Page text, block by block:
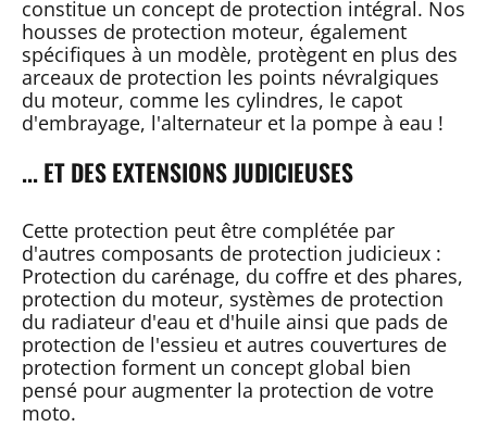
constitue un concept de protection intégral. Nos
housses de protection moteur, également
spécifiques à un modèle, protègent en plus des
arceaux de protection les points névralgiques
du moteur, comme les cylindres, le capot
d'embrayage, l'alternateur et la pompe à eau !
... ET DES EXTENSIONS JUDICIEUSES
Cette protection peut être complétée par
d'autres composants de protection judicieux :
Protection du carénage, du coffre et des phares,
protection du moteur, systèmes de protection
du radiateur d'eau et d'huile ainsi que pads de
protection de l'essieu et autres couvertures de
protection forment un concept global bien
pensé pour augmenter la protection de votre
moto.